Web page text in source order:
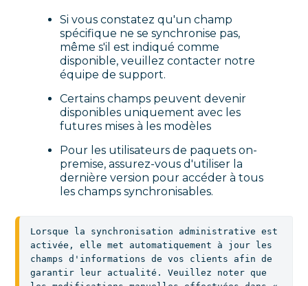
Si vous constatez qu'un champ
spécifique ne se synchronise pas,
même s'il est indiqué comme
disponible, veuillez contacter notre
équipe de support.
Certains champs peuvent devenir
disponibles uniquement avec les
futures mises à les modèles
Pour les utilisateurs de paquets on-
premise, assurez-vous d'utiliser la
dernière version pour accéder à tous
les champs synchronisables.
Lorsque la synchronisation administrative est
activée, elle met automatiquement à jour les
champs d'informations de vos clients afin de
garantir leur actualité. Veuillez noter que